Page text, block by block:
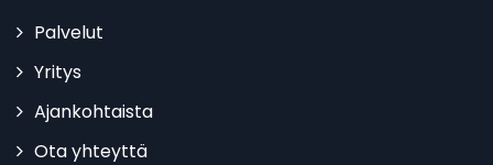
Palvelut
Yritys
Ajankohtaista
Ota yhteyttä